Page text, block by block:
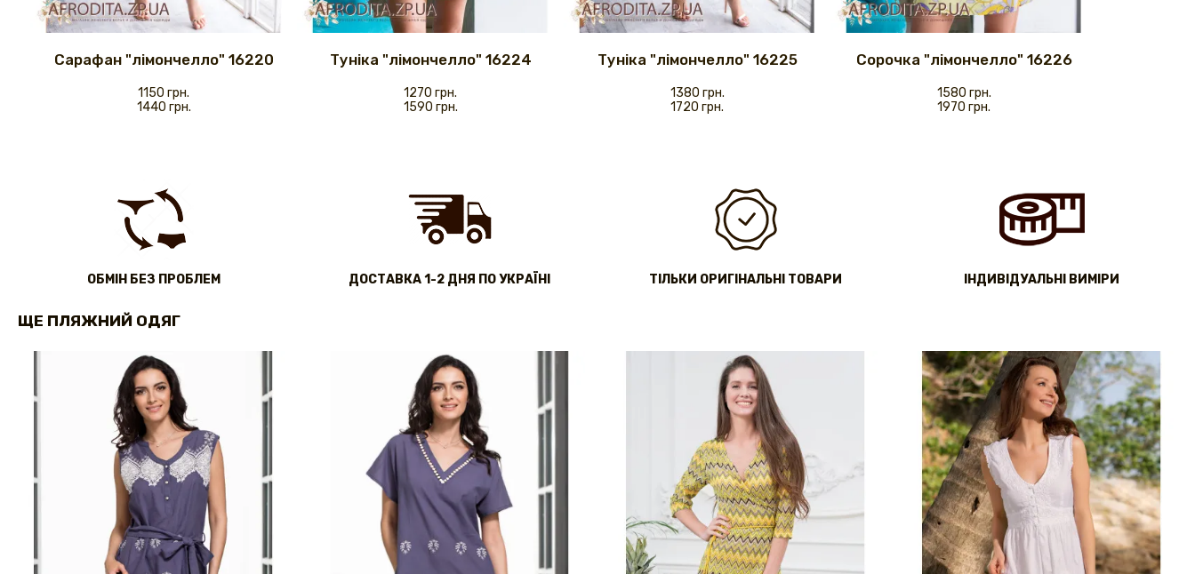
Сарафан "лімончелло" 16220
1150 грн.
1440 грн.
Туніка "лімончелло" 16224
1270 грн.
1590 грн.
Туніка "лімончелло" 16225
1380 грн.
1720 грн.
Сорочка "лімончелло" 16226
1580 грн.
1970 грн.
ОБМІН БЕЗ ПРОБЛЕМ ДОСТАВКА 1-2 ДНЯ ПО УКРАЇНІ ТІЛЬКИ ОРИГІНАЛЬНІ ТОВАРИ IНДИВІДУАЛЬНІ ВИМІРИ
ЩЕ ПЛЯЖНИЙ ОДЯГ